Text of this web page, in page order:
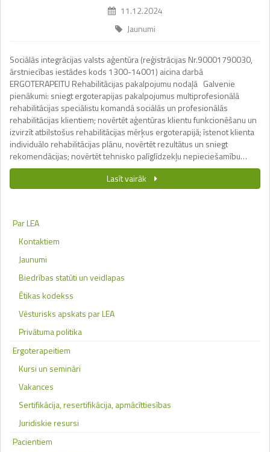
11.12.2024
Jaunumi
Sociālās integrācijas valsts aģentūra (reģistrācijas Nr.90001790030,
ārstniecības iestādes kods 1300-14001) aicina darbā
ERGOTERAPEITU Rehabilitācijas pakalpojumu nodaļā Galvenie
pienākumi: sniegt ergoterapijas pakalpojumus multiprofesionālā
rehabilitācijas speciālistu komandā sociālās un profesionālās
rehabilitācijas klientiem; novērtēt aģentūras klientu funkcionēšanu un
izvirzīt atbilstošus rehabilitācijas mērķus ergoterapijā; īstenot klienta
individuālo rehabilitācijas plānu, novērtēt rezultātus un sniegt
rekomendācijas; novērtēt tehnisko palīglīdzekļu nepieciešamību…
Lasīt vairāk
Par LEA
Kontaktiem
Jaunumi
Biedrības statūti un veidlapas
Ētikas kodekss
Vēsturisks apskats par LEA
Privātuma politika
Ergoterapeitiem
Kursi un semināri
Vakances
Sertifikācija, resertifikācija, apmācīttiesības
Juridiskie resursi
Pacientiem